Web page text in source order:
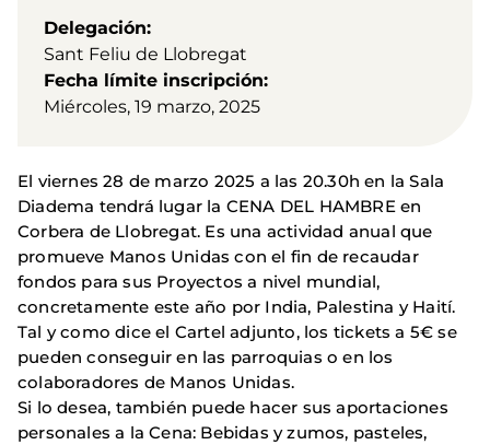
Delegación
Sant Feliu de Llobregat
Fecha límite inscripción
Miércoles, 19 marzo, 2025
El viernes 28 de marzo 2025 a las 20.30h en la Sala
Diadema tendrá lugar la CENA DEL HAMBRE en
Corbera de Llobregat. Es una actividad anual que
promueve Manos Unidas con el fin de recaudar
fondos para sus Proyectos a nivel mundial,
concretamente este año por India, Palestina y Haití.
Tal y como dice el Cartel adjunto, los tickets a 5€ se
pueden conseguir en las parroquias o en los
colaboradores de Manos Unidas.
Si lo desea, también puede hacer sus aportaciones
personales a la Cena: Bebidas y zumos, pasteles,